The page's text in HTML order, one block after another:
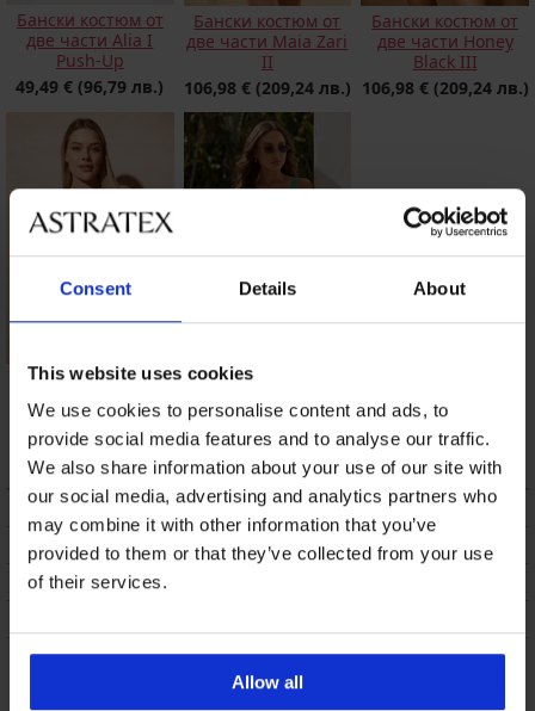
Consent Details About
This website uses cookies
We use cookies to personalise content and ads, to
provide social media features and to analyse our traffic.
We also share information about your use of our site with
our social media, advertising and analytics partners who
may combine it with other information that you’ve
provided to them or that they’ve collected from your use
of their services.
Allow all
Бански костюм от
две части Alia I
Push-Up
49,49 € (96,79 лв.)
Бански костюм от
две части Maia Zari
II
106,98 € (209,24 лв.)
Бански костюм от
две части Honey
Black III
106,98 € (209,24 лв.)
Бански костюм от
две части Nija
Push-Up
19,99 €(39,10 лв.)
Дамски бански от
две части Ezer Blue
93,98 €(183,81 лв.)
ОПИСАНИЕ
ТРАНСПОРТ И ПЛАЩАНЕ
СМЯНА
Може да ви хареса